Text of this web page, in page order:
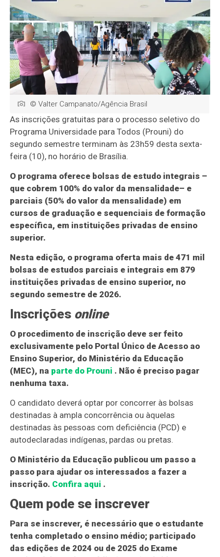
© Valter Campanato/Agência Brasil
As inscrições gratuitas para o processo seletivo do
Programa Universidade para Todos (Prouni) do
segundo semestre terminam às 23h59 desta sexta-
feira (10), no horário de Brasília.
O programa oferece bolsas de estudo integrais –
que cobrem 100% do valor da mensalidade– e
parciais (50% do valor da mensalidade) em
cursos de graduação e sequenciais de formação
específica, em instituições privadas de ensino
superior.
Nesta edição, o programa oferta mais de 471 mil
bolsas de estudos parciais e integrais em 879
instituições privadas de ensino superior, no
segundo semestre de 2026.
Inscrições online
O procedimento de inscrição deve ser feito
exclusivamente pelo Portal Único de Acesso ao
Ensino Superior, do Ministério da Educação
(MEC), na parte do Prouni . Não é preciso pagar
nenhuma taxa.
O candidato deverá optar por concorrer às bolsas
destinadas à ampla concorrência ou àquelas
destinadas às pessoas com deficiência (PCD) e
autodeclaradas indígenas, pardas ou pretas.
O Ministério da Educação publicou um passo a
passo para ajudar os interessados a fazer a
inscrição. Confira aqui .
Quem pode se inscrever
Para se inscrever, é necessário que o estudante
tenha completado o ensino médio; participado
das edições de 2024 ou de 2025 do Exame